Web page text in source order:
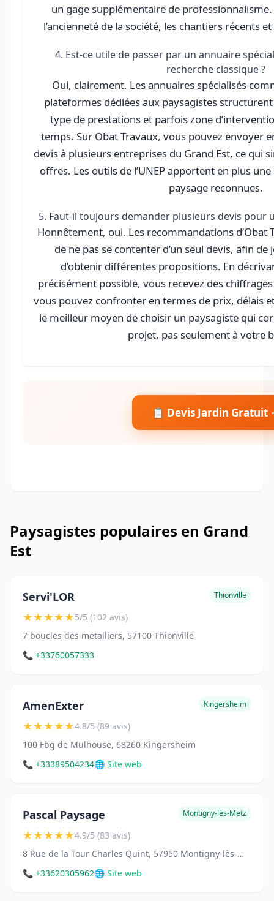
un gage supplémentaire de professionnalisme.
l’ancienneté de la société, les chantiers récents
4. Est-ce utile de passer par un annuaire
recherche classique ?
Oui, clairement. Les annuaires spécialisés
plateformes dédiées aux paysagistes
type de prestations et parfois zone
temps. Sur Obat Travaux, vous pouvez envoyer
devis à plusieurs entreprises du Grand Est, ce qui
offres. Les outils de l’UNEP apportent en plus
paysage reconnues.
5. Faut-il toujours demander plusieurs devis pour
Honnêtement, oui. Les recommandations d’Obat
de ne pas se contenter d’un seul devis, afin
d’obtenir différentes propositions. En
précisément possible, vous recevez des
vous pouvez confronter en termes de prix, délais
le meilleur moyen de choisir un paysagiste qui
projet, pas seulement à votre
📋 Devis Jardin Gratuit
Paysagistes populaires en Grand
Est
Servi'LOR Thionville
★★★★★5/5 (102 avis)
7 boucles des metalliers, 57100 Thionville
📞 +33760057333
AmenExter Kingersheim
★★★★★4.8/5 (89 avis)
100 Fbg de Mulhouse, 68260 Kingersheim
📞 +33389504234🌐 Site web
Pascal Paysage Montigny-lès-Metz
★★★★★4.9/5 (83 avis)
8 Rue de la Tour Charles Quint, 57950 Montigny-lès-Metz
📞 +33620305962🌐 Site web